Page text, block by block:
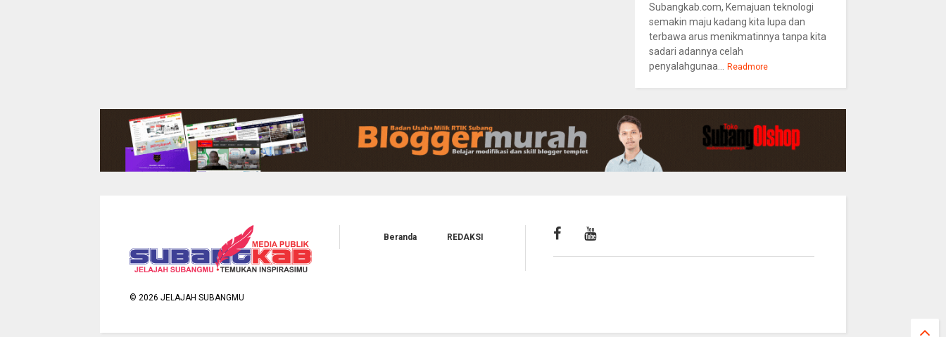
Subangkab.com, Kemajuan teknologi
semakin maju kadang kita lupa dan
terbawa arus menikmatinnya tanpa kita
sadari adannya celah
penyalahgunaa... Readmore
©2026 JELAJAH SUBANGMU
Beranda REDAKSI